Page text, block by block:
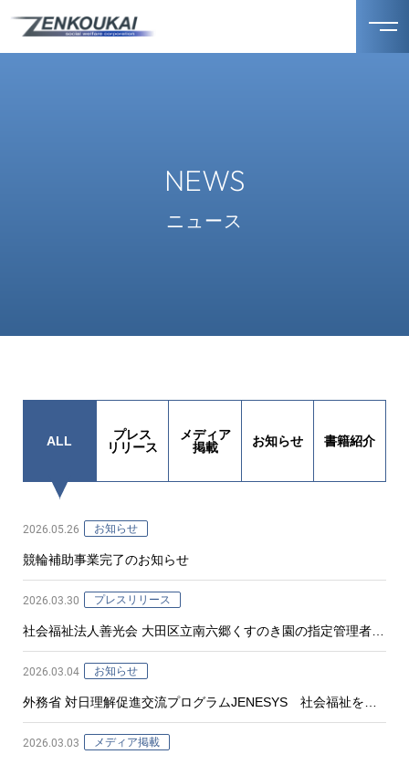
NEWS
ニュース
ALL
プレス
リリース
メディア
掲載
お知らせ 書籍紹介
2026.05.26 お知らせ
競輪補助事業完了のお知らせ
2026.03.30 プレスリリース
社会福祉法人善光会 大田区立南六郷くすのき園の指定管理者と
して、新たに「短期入所事業」を開設
2026.03.04
お知らせ
外務省 対日理解促進交流プログラムJENESYS 社会福祉を学
習するシンガポールの学生が訪問
2026.03.03
メディア掲載